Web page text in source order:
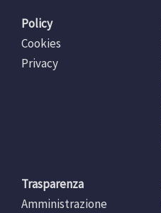
Policy
Cookies
Privacy
Trasparenza
Amministrazione